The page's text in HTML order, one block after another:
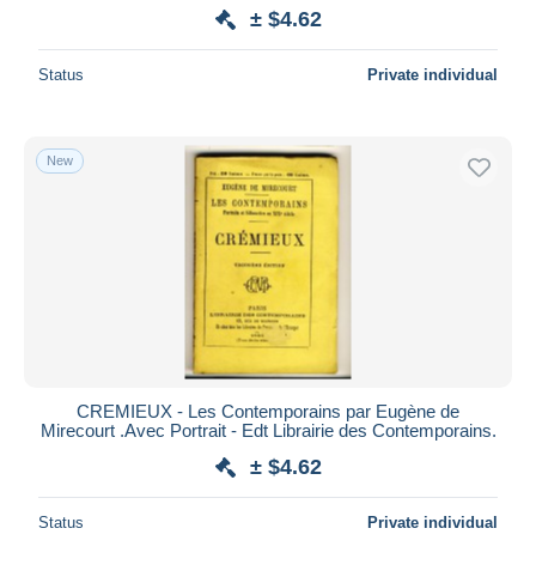
± $4.62
Status Private individual
New
CREMIEUX - Les Contemporains par Eugène de
Mirecourt .Avec Portrait - Edt Librairie des Contemporains.
± $4.62
Status Private individual